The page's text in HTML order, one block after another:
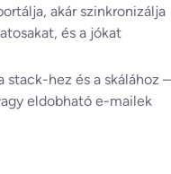
akár szinkronizálja
és a jókat
stack-hez és a skálához –
eldobható e-mailek